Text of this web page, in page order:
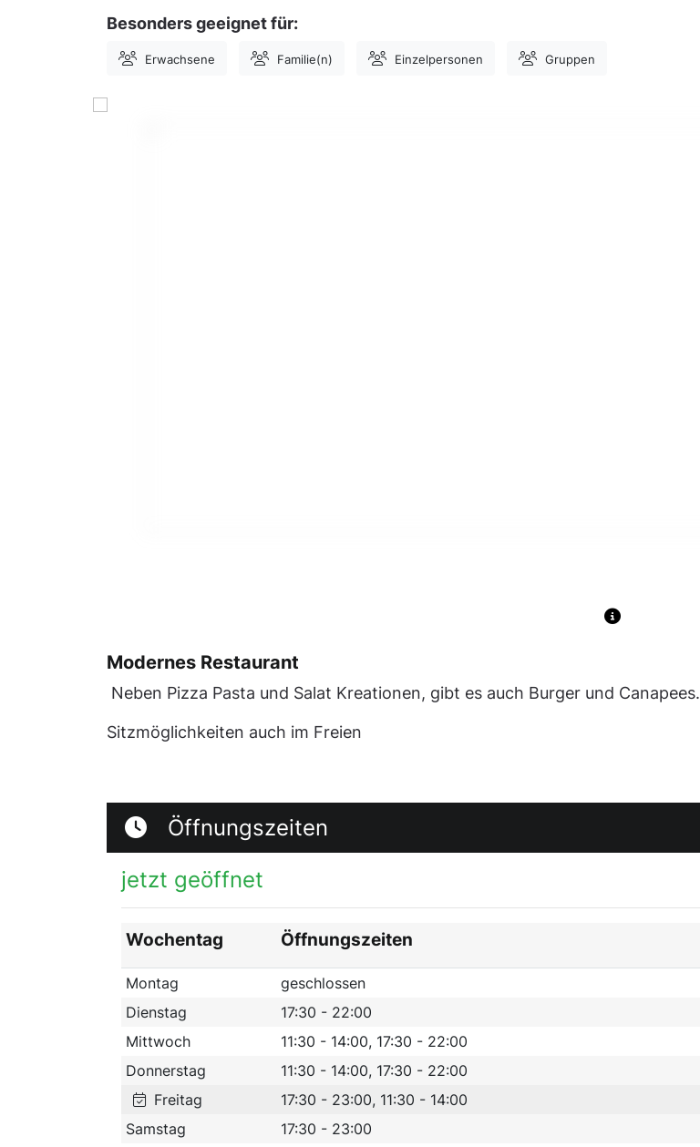
Besonders geeignet für:
Erwachsene Familie(n) Einzelpersonen Gruppen
Modernes Restaurant
Neben Pizza Pasta und Salat Kreationen, gibt es auch Burger und Canapees.
Sitzmöglichkeiten auch im Freien
Öffnungszeiten
jetzt geöffnet
Wochentag Öffnungszeiten
Montag
geschlossen
Dienstag
17:30 - 22:00
Mittwoch
11:30 - 14:00, 17:30 - 22:00
Donnerstag
11:30 - 14:00, 17:30 - 22:00
Freitag
17:30 - 23:00, 11:30 - 14:00
Samstag
17:30 - 23:00